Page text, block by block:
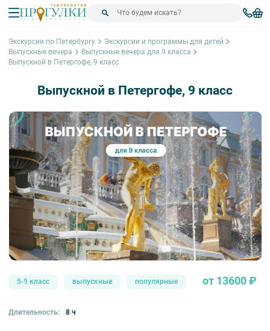
Экскурсии по Петербургу
Экскурсии и программы для детей
Выпускные вечера
Выпускные вечера для 9 класса
Выпускной в Петергофе, 9 класс
Выпускной в Петергофе, 9 класс
5-9 класс выпускные популярные от 13600 ₽
Длительность: 8 ч